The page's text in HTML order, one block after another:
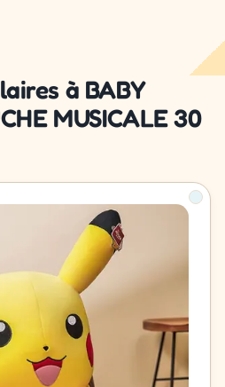
à BABY
MUSICALE 30